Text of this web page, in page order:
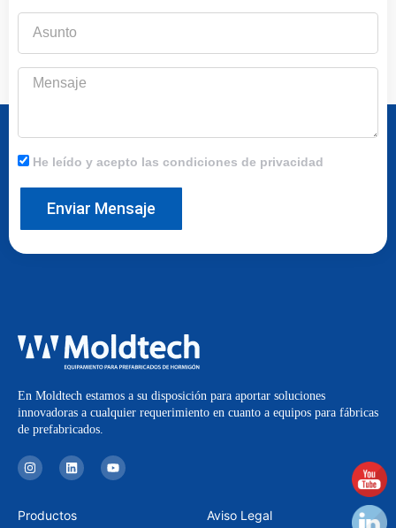
Mensaje
He leído y acepto las condiciones de privacidad
Enviar Mensaje
En Moldtech estamos a su disposición para aportar soluciones
innovadoras a cualquier requerimiento en cuanto a equipos para fábricas
de prefabricados.
I
n
s
a
g
L
i
n
e
d
Y
o
u
Productos
Aviso Legal